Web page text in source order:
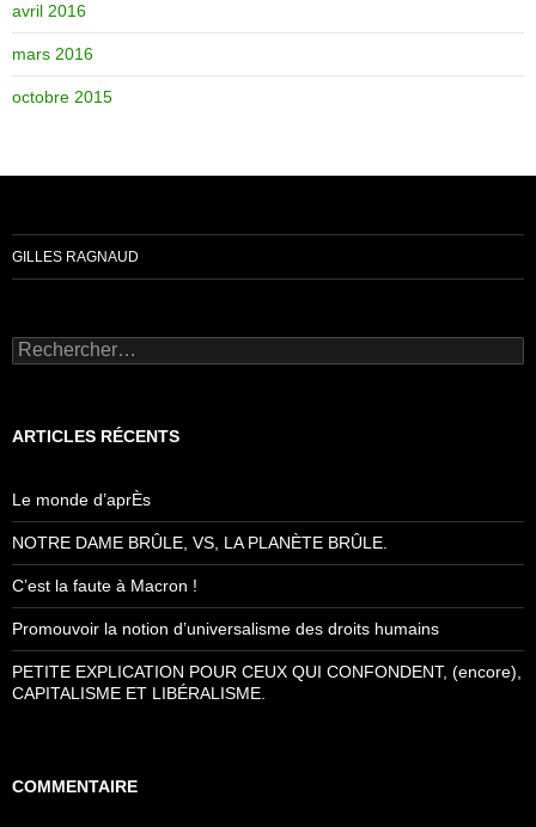
avril 2016
mars 2016
octobre 2015
GILLES RAGNAUD
Rechercher :
ARTICLES RÉCENTS
Le monde d’aprÈs
NOTRE DAME BRÛLE, VS, LA PLANÈTE BRÛLE.
C’est la faute à Macron !
Promouvoir la notion d’universalisme des droits humains
PETITE EXPLICATION POUR CEUX QUI CONFONDENT, (encore),
CAPITALISME ET LIBÉRALISME.
COMMENTAIRE